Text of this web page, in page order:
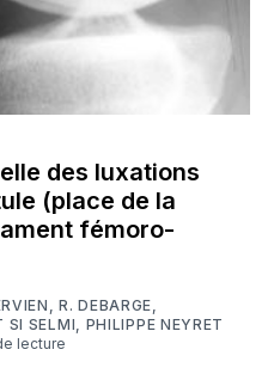
des luxations
(place de la
fémoro-
,R. DEBARGE,
SI SELMI, PHILIPPE NEYRET
lecture